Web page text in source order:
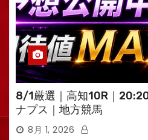
8/1厳選｜高知10R｜
ナプス｜地方競馬
8月 1, 2026